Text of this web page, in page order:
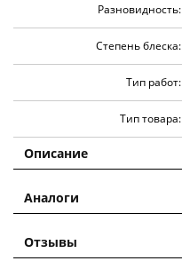
Разновидность:
Степень блеска:
Тип работ:
Тип товара:
Описание
Аналоги
Отзывы